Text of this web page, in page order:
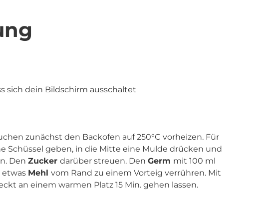
sich dein Bildschirm ausschaltet
zunächst den Backofen auf 250°C vorheizen. Für
Schüssel geben, in die Mitte eine Mulde drücken und
Den Zucker darüber streuen. Den Germ mit 100 ml
etwas Mehl vom Rand zu einem Vorteig verrühren. Mit
an einem warmen Platz 15 Min. gehen lassen.